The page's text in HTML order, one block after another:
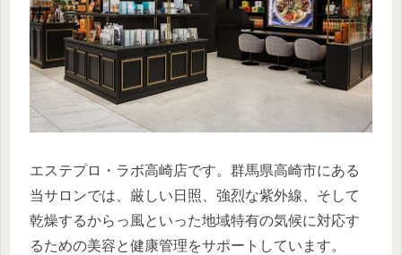
エステプロ・ラボ高崎店です。群馬県高崎市にある
当サロンでは、厳しい日照、強烈な紫外線、そして
乾燥するからっ風といった地域特有の気候に対応す
るための美容と健康管理をサポートしています。